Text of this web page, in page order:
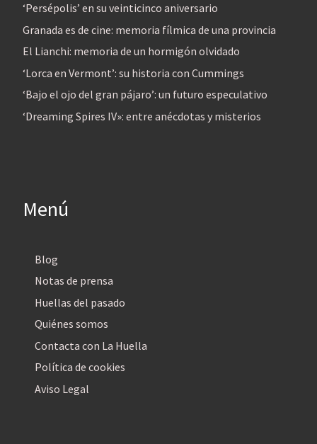
‘Persépolis’ en su veinticinco aniversario
Granada es de cine: memoria fílmica de una provincia
El Lianchi: memoria de un hormigón olvidado
‘Lorca en Vermont’: su historia con Cummings
‘Bajo el ojo del gran pájaro’: un futuro especulativo
‘Dreaming Spires IV»: entre anécdotas y misterios
Menú
Blog
Notas de prensa
Huellas del pasado
Quiénes somos
Contacta con La Huella
Política de cookies
Aviso Legal